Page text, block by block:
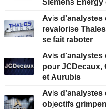
Siemens Energy
Avis d'analystes
revalorise
se fait raboter
Avis d'analystes
pour JCDecaux,
et Aurubis
Avis d'analystes
objectifs